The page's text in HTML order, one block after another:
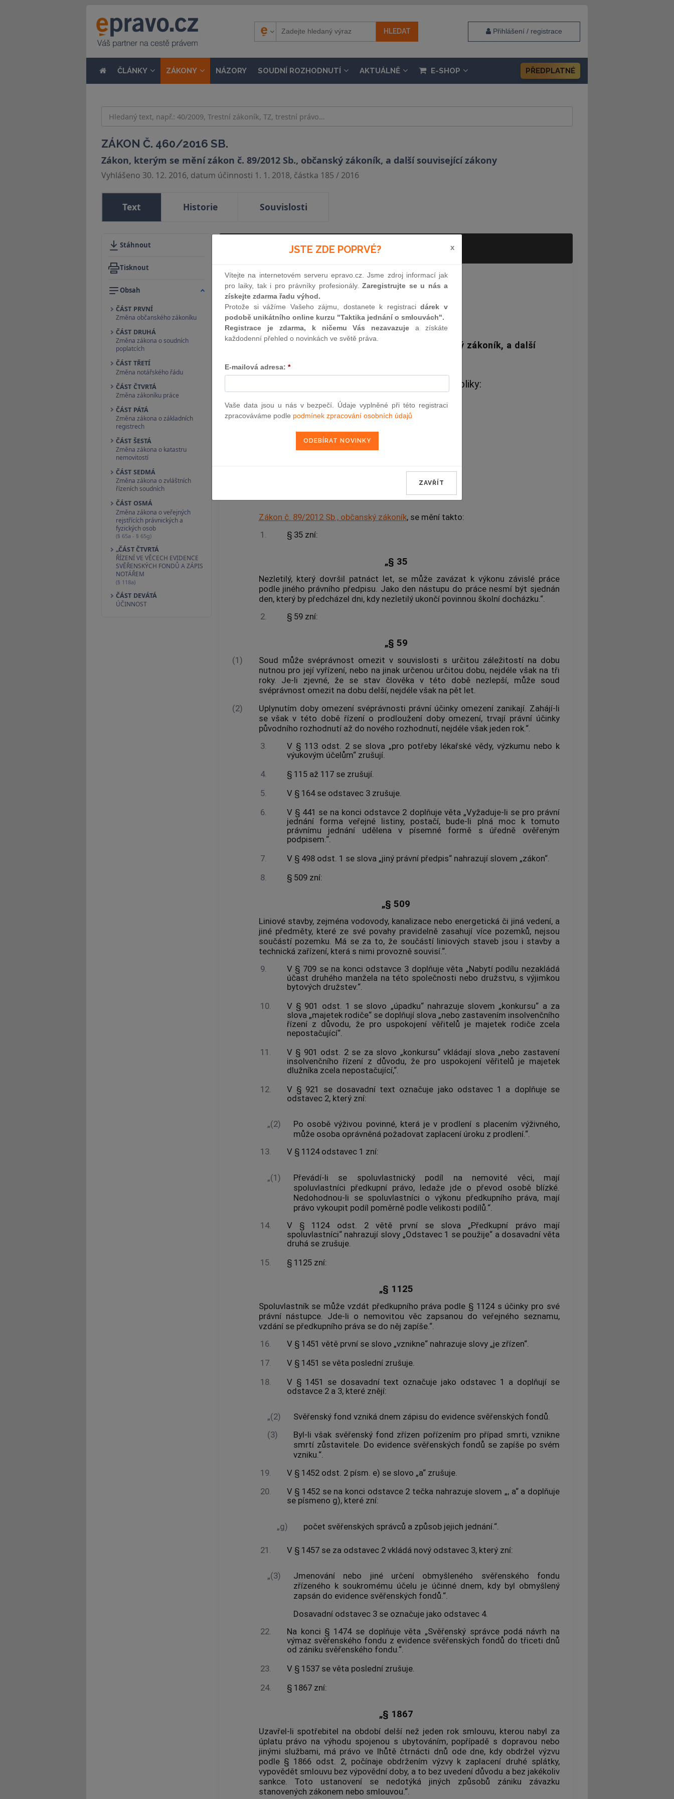
Přihlášení / registrace
ČLÁNKY ZÁKONY NÁZORY SOUDNÍ ROZHODNUTÍ AKTUÁLNĚ E-SHOP PŘEDPLATNÉ
ZÁKON Č. 460/2016 SB.
Zákon, kterým se mění zákon č. 89/2012 Sb., občanský zákoník, a další související zákony
Vyhlášeno 30. 12. 2016, datum účinnosti 1. 1. 2018, částka 185 / 2016
Text Historie Souvislosti
Stáhnout
Tisknout
Obsah
ČÁST PRVNÍ
Změna občanského zákoníku
ČÁST DRUHÁ
Změna zákona o soudních
poplatcích
ČÁST TŘETÍ
Změna notářského řádu
ČÁST ČTVRTÁ
Změna zákoníku práce
ČÁST PÁTÁ
Změna zákona o základních
registrech
ČÁST ŠESTÁ
Změna zákona o katastru
nemovitostí
ČÁST SEDMÁ
Změna zákona o zvláštních
řízeních soudních
ČÁST OSMÁ
Změna zákona o veřejných
rejstřících právnických a
fyzických osob
(§ 65a - § 65g)
„ČÁST ČTVRTÁ
ŘÍZENÍ VE VĚCECH EVIDENCE
SVĚŘENSKÝCH FONDŮ A ZÁPIS
NOTÁŘEM
(§ 118a)
ČÁST DEVÁTÁ
ÚČINNOST
od 1. 1. 2018
460
ZÁKON
ze dne 14. prosince 2016,
kterým se mění zákon č. 89/2012 Sb., občanský zákoník, a další
Parlament se usnesl na tomto zákoně České republiky:
ČÁST PRVNÍ
Změnaobčanského zákoníku
Zákon č. 89/2012 Sb., občanský zákoník, se mění takto:
1.
§ 35 zní:
„§ 35
Nezletilý, který dovršil patnáct let, se může zavázat k výkonu závislé práce
podle jiného právního předpisu. Jako den nástupu do práce nesmí být sjednán
den, který by předcházel dni, kdy nezletilý ukončí povinnou školní docházku.“.
2.
§ 59 zní:
„§ 59
(1)
Soud může svéprávnost omezit v souvislosti s určitou záležitostí na dobu
nutnou pro její vyřízení, nebo na jinak určenou určitou dobu, nejdéle však na tři
roky. Je-li zjevné, že se stav člověka v této době nezlepší, může soud
svéprávnost omezit na dobu delší, nejdéle však na pět let.
(2)
Uplynutím doby omezení svéprávnosti právní účinky omezení zanikají. Zahájí-li
se však v této době řízení o prodloužení doby omezení, trvají právní účinky
původního rozhodnutí až do nového rozhodnutí, nejdéle však jeden rok.“.
3.
V § 113 odst. 2 se slova „pro potřeby lékařské vědy, výzkumu nebo k
výukovým účelům“ zrušují.
4.
§ 115 až 117 se zrušují.
5.
V § 164 se odstavec 3 zrušuje.
6.
V § 441 se na konci odstavce 2 doplňuje věta „Vyžaduje-li se pro právní
jednání forma veřejné listiny, postačí, bude-li plná moc k tomuto
právnímu jednání udělena v písemné formě s úředně ověřeným
podpisem.“.
7.
V § 498 odst. 1 se slova „jiný právní předpis“ nahrazují slovem „zákon“.
8.
§ 509 zní:
„§ 509
Liniové stavby, zejména vodovody, kanalizace nebo energetická či jiná vedení, a
jiné předměty, které ze své povahy pravidelně zasahují více pozemků, nejsou
součástí pozemku. Má se za to, že součástí liniových staveb jsou i stavby a
technická zařízení, která s nimi provozně souvisí.“.
9.
V § 709 se na konci odstavce 3 doplňuje věta „Nabytí podílu nezakládá
účast druhého manžela na této společnosti nebo družstvu, s výjimkou
bytových družstev.“.
10.
V § 901 odst. 1 se slovo „úpadku“ nahrazuje slovem „konkursu“ a za
slova „majetek rodiče“ se doplňují slova „nebo zastavením insolvenčního
řízení z důvodu, že pro uspokojení věřitelů je majetek rodiče zcela
nepostačující“.
11.
V § 901 odst. 2 se za slovo „konkursu“ vkládají slova „nebo zastavení
insolvenčního řízení z důvodu, že pro uspokojení věřitelů je majetek
dlužníka zcela nepostačující,“.
12.
V § 921 se dosavadní text označuje jako odstavec 1 a doplňuje se
odstavec 2, který zní:
„(2)
Po osobě výživou povinné, která je v prodlení s placením výživného,
může osoba oprávněná požadovat zaplacení úroku z prodlení.“.
13.
V § 1124 odstavec 1 zní:
„(1)
Převádí-li se spoluvlastnický podíl na nemovité věci, mají
spoluvlastníci předkupní právo, ledaže jde o převod osobě blízké.
Nedohodnou-li se spoluvlastníci o výkonu předkupního práva, mají
právo vykoupit podíl poměrně podle velikosti podílů.“.
14.
V § 1124 odst. 2 větě první se slova „Předkupní právo mají
spoluvlastníci“ nahrazují slovy „Odstavec 1 se použije“ a dosavadní věta
druhá se zrušuje.
15.
§ 1125 zní:
„§ 1125
Spoluvlastník se může vzdát předkupního práva podle § 1124 s účinky pro své
právní nástupce. Jde-li o nemovitou věc zapsanou do veřejného seznamu,
vzdání se předkupního práva se do něj zapíše.“.
16.
V § 1451 větě první se slovo „vznikne“ nahrazuje slovy „je zřízen“.
17.
V § 1451 se věta poslední zrušuje.
18.
V § 1451 se dosavadní text označuje jako odstavec 1 a doplňují se
odstavce 2 a 3, které znějí:
„(2)
Svěřenský fond vzniká dnem zápisu do evidence svěřenských fondů.
(3)
Byl-li však svěřenský fond zřízen pořízením pro případ smrti, vznikne
smrtí zůstavitele. Do evidence svěřenských fondů se zapíše po svém
vzniku.“.
19.
V § 1452 odst. 2 písm. e) se slovo „a“ zrušuje.
20.
V § 1452 se na konci odstavce 2 tečka nahrazuje slovem „, a“ a doplňuje
se písmeno g), které zní:
„g) počet svěřenských správců a způsob jejich jednání.“.
21. V § 1457 se za odstavec 2 vkládá nový odstavec 3, který zní:
„(3)
Jmenování nebo jiné určení obmyšleného svěřenského fondu
zřízeného k soukromému účelu je účinné dnem, kdy byl obmyšlený
zapsán do evidence svěřenských fondů.“.
Dosavadní odstavec 3 se označuje jako odstavec 4.
22.
Na konci § 1474 se doplňuje věta „Svěřenský správce podá návrh na
výmaz svěřenského fondu z evidence svěřenských fondů do třiceti dnů
od zániku svěřenského fondu.“.
23.
V § 1537 se věta poslední zrušuje.
24.
§ 1867 zní:
„§ 1867
Uzavřel-li spotřebitel na období delší než jeden rok smlouvu, kterou nabyl za
úplatu právo na výhodu spojenou s ubytováním, popřípadě s dopravou nebo
jinými službami, má právo ve lhůtě čtrnácti dnů ode dne, kdy obdržel výzvu
podle § 1866 odst. 2, počínaje obdržením výzvy k zaplacení druhé splátky,
vypovědět smlouvu bez výpovědní doby, a to bez uvedení důvodu a bez jakékoliv
sankce. Toto ustanovení se nedotýká jiných způsobů zániku závazku
stanovených zákonem nebo smlouvou.“.
JSTE ZDE POPRVÉ? x
Vítejte na internetovém serveru epravo.cz. Jsme zdroj informací jak
pro laiky, tak i pro právníky profesionály.Zaregistrujte se u nás a
získejte zdarma řadu výhod.
Protože si vážíme Vašeho zájmu, dostanete k registracidárek v
podobě unikátního online kurzu "Taktika jednání o smlouvách".
Registrace je zdarma, k ničemu Vás nezavazuje a získáte
každodenní přehled o novinkách ve světě práva.
E-mailová adresa: *
Vaše data jsou u nás v bezpečí. Údaje vyplněné při této registraci
zpracováváme podle podmínek zpracování osobních údajů
ZAVŘÍT